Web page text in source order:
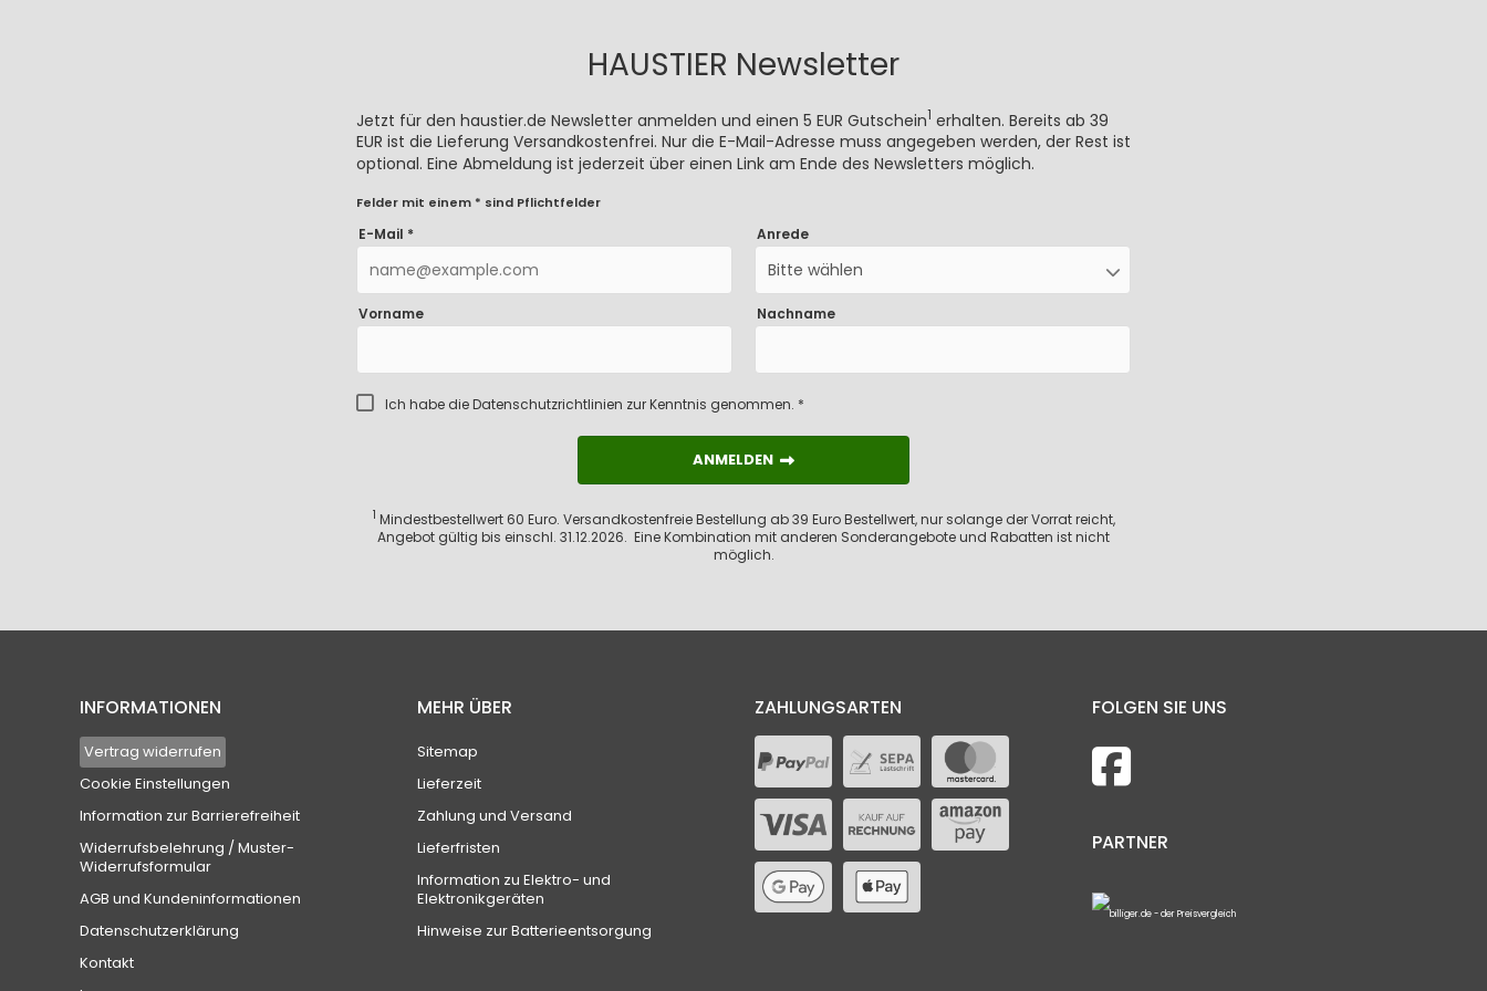
HAUSTIER Newsletter
Jetzt für den haustier.de Newsletter anmelden und einen 5 EUR Gutschein1 erhalten. Bereits ab 39
EUR ist die Lieferung Versandkostenfrei. Nur die E-Mail-Adresse muss angegeben werden, der Rest ist
optional. Eine Abmeldung ist jederzeit über einen Link am Ende des Newsletters möglich.
Felder mit einem * sind Pflichtfelder
E-Mail * Anrede
Bitte wählen
Vorname Nachname
Ich habe dieDatenschutzrichtlinien zur Kenntnis genommen. *
ANMELDEN
ANMELDEN
1 Mindestbestellwert 60 Euro. Versandkostenfreie Bestellung ab 39 Euro Bestellwert, nur solange der Vorrat reicht,
Angebot gültig bis einschl. 31.12.2026. Eine Kombination mit anderen Sonderangebote und Rabatten ist nicht
möglich.
INFORMATIONEN
Vertrag widerrufen
Cookie Einstellungen
Information zur Barrierefreiheit
Widerrufsbelehrung / Muster-
Widerrufsformular
AGB und Kundeninformationen
Datenschutzerklärung
Kontakt
MEHR ÜBER
Sitemap
Lieferzeit
Zahlung und Versand
Lieferfristen
Information zu Elektro- und
Elektronikgeräten
Hinweise zur Batterieentsorgung
ZAHLUNGSARTEN FOLGEN SIE UNS
PARTNER